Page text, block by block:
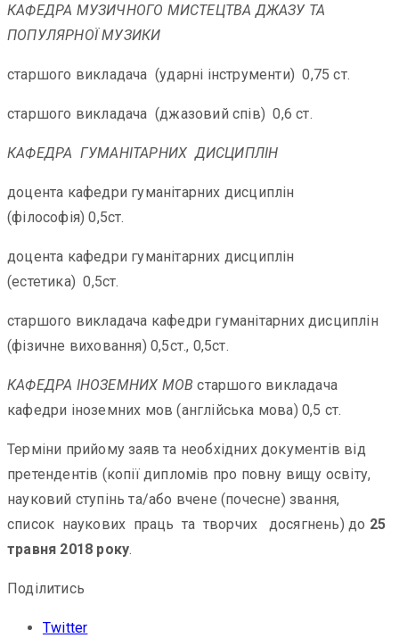
КАФЕДРА МУЗИЧНОГО МИСТЕЦТВА ДЖАЗУ ТА
ПОПУЛЯРНОЇ МУЗИКИ
старшого викладача (ударні інструменти) 0,75 ст.
старшого викладача (джазовий спів) 0,6 ст.
КАФЕДРА ГУМАНІТАРНИХ ДИСЦИПЛІН
доцента кафедри гуманітарних дисциплін
(філософія) 0,5ст.
доцента кафедри гуманітарних дисциплін
(естетика) 0,5ст.
старшого викладача кафедри гуманітарних дисциплін
(фізичне виховання) 0,5ст., 0,5ст.
КАФЕДРА ІНОЗЕМНИХ МОВ старшого викладача
кафедри іноземних мов (англійська мова) 0,5 ст.
Терміни прийому заяв та необхідних документів від
претендентів (копії дипломів про повну вищу освіту,
науковий ступінь та/або вчене (почесне) звання,
список наукових праць та творчих досягнень) до 25
травня 2018 року.
Поділитись
Twitter